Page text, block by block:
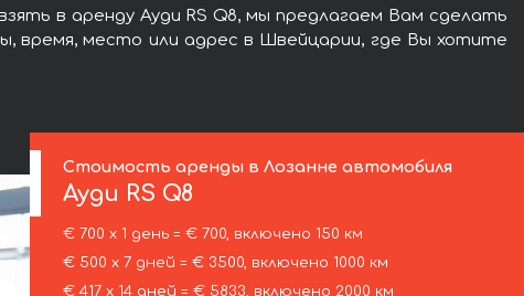
в аренду Ауди RS Q8, мы предлагаем Вам сделать
время, место или адрес в Швейцарии, где Вы хотите
Стоимость аренды в Лозанне автомобиля
Ауди RS Q8
€ 700 х 1 день = € 700, включено 150 км
€ 500 х 7 дней = € 3500, включено 1000 км
€ 417 х 14 дней = € 5833, включено 2000 км